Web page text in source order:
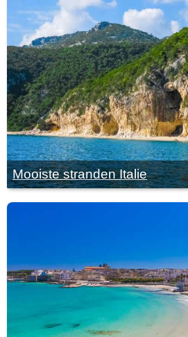
Mooiste stranden Italie